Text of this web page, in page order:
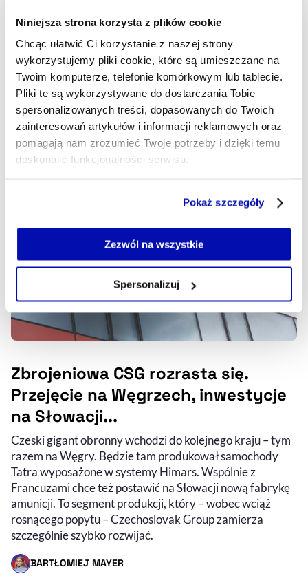
Niniejsza strona korzysta z plików cookie
Chcąc ułatwić Ci korzystanie z naszej strony
wykorzystujemy pliki cookie, które są umieszczane na
Twoim komputerze, telefonie komórkowym lub tablecie.
Pliki te są wykorzystywane do dostarczania Tobie
spersonalizowanych treści, dopasowanych do Twoich
zainteresowań artykułów i informacji reklamowych oraz
pomagają nam zrozumieć Twoje potrzeby i dzięki temu
doskonalić funkcjonalności serwisu.
Jeżeli nie wyrażasz zgody na zapisywanie plików cookie,
możesz łatwo zarządzać swoimi uprawnieniami, np. we
własnej przeglądarce internetowej lub po wybraniu opcji
naszejPolityce Prywatności
Pokaż szczegóły
Zezwól na wszystkie
Spersonalizuj
Komisja Nadzoru Finansowego zatwierdziła prospekt
emisyjny Niewiadów Polska Grupa Militarna. Otwiera to
spółce drogę do debiutu na Głównym Rynku GPW w
Warszawie i pozyskania kapitału na rozwój produkcji
amunicji.
NEWSROOM XYZ
- AUTOR ARTYKUŁU - PROFIL
30.03.2026, 20:15
Zbrojeniowa CSG rozrasta się.
Przejęcie na Węgrzech, inwestycje
na Słowacji...
Czeski gigant obronny wchodzi do kolejnego kraju – tym
razem na Węgry. Będzie tam produkował samochody
Tatra wyposażone w systemy Himars. Wspólnie z
Francuzami chce też postawić na Słowacji nową fabrykę
amunicji. To segment produkcji, który – wobec wciąż
rosnącego popytu – Czechoslovak Group zamierza
szczególnie szybko rozwijać.
BARTŁOMIEJ MAYER
- AUTOR ARTYKUŁU - PROFIL